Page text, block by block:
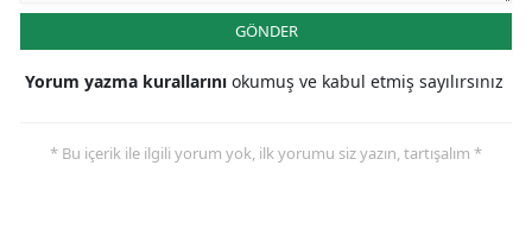
GÖNDER
Yorum yazma kurallarını okumuş ve kabul etmiş sayılırsınız
* Bu içerik ile ilgili yorum yok, ilk yorumu siz yazın, tartışalım *